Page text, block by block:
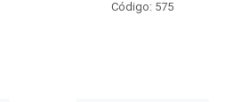
Código: 575